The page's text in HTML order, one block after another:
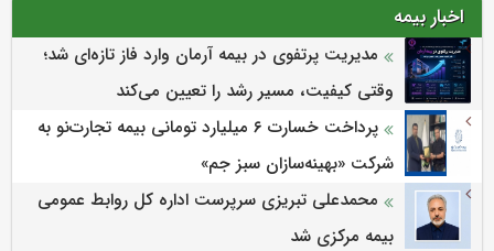
اخبار بیمه
مدیریت پرتفوی در بیمه آرمان وارد فاز تازه‌ای شد؛
وقتی کیفیت، مسیر رشد را تعیین می‌کند
پرداخت خسارت ۶ میلیارد تومانی بیمه تجارت‌نو به
شرکت «بهینه‌سازان سبز جم»
محمدعلی تبریزی سرپرست اداره كل روابط عمومی
بیمه مركزی شد